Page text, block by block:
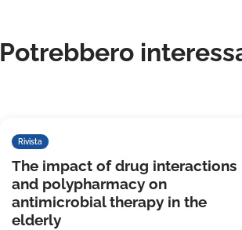
Potrebbero
Rivista
The impact of drug interactions
and polypharmacy on
antimicrobial therapy in the
elderly